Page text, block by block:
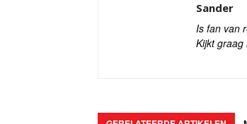
Sander
Is fan van
Kijkt graag